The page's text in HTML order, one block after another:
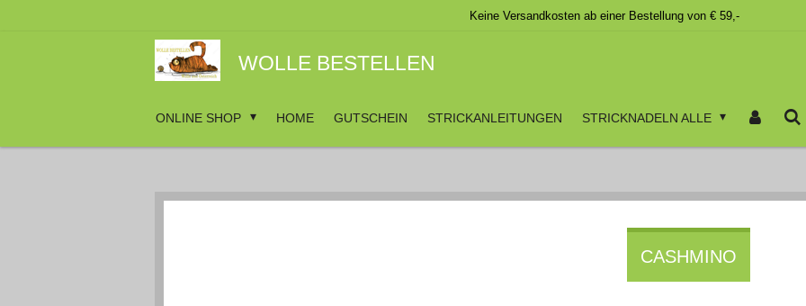
Keine Versandkosten ab einer Bestellung von € 59,-
WOLLE BESTELLEN
ONLINE SHOP HOME GUTSCHEIN STRICKANLEITUNGEN STRICKNADELN ALLE
CASHMINO